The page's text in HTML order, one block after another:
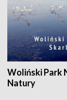
Woliński Park
Natury